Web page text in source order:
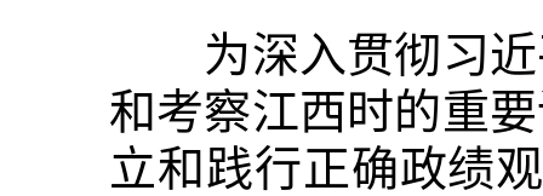
为深入贯彻习近
和考察江西时的重
立和践行正确政绩